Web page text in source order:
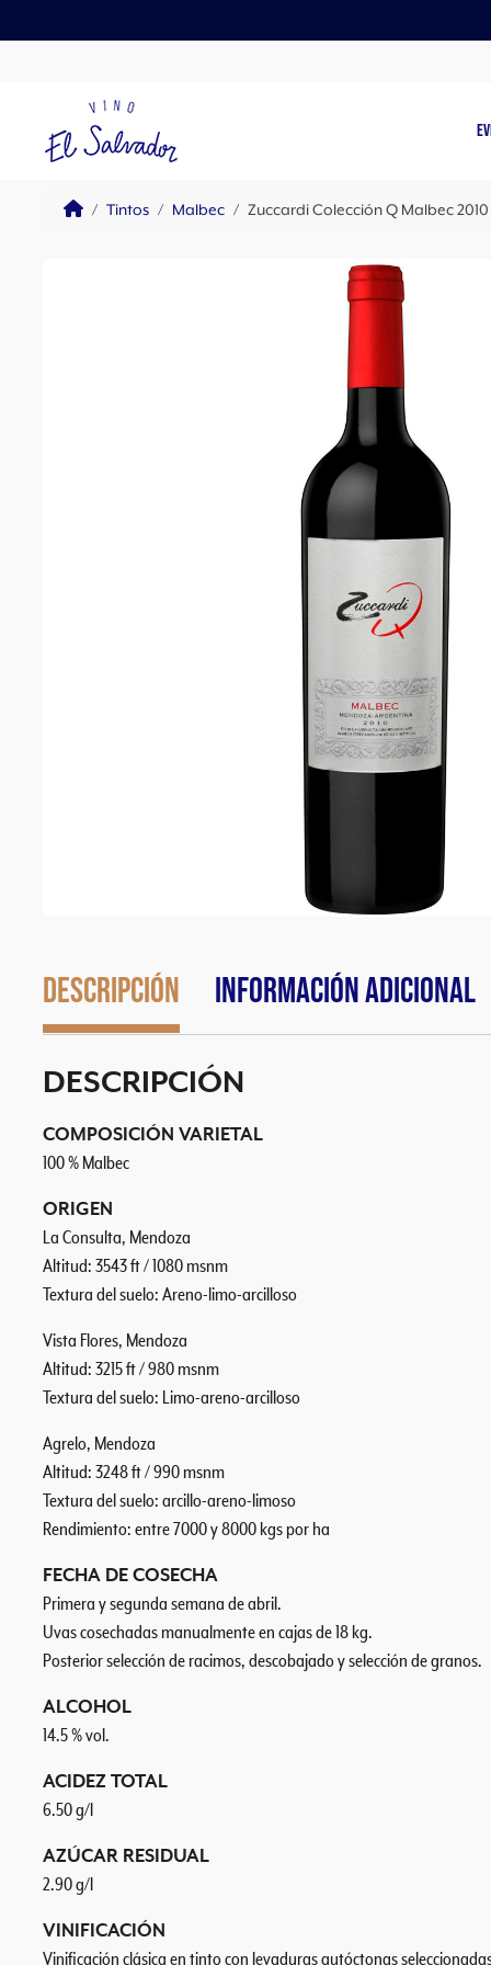
HomeTintos Malbec Zuccardi Colección Q Malbec
Descripción Información adicional
DESCRIPCIÓN
COMPOSICIÓN VARIETAL
100 % Malbec
ORIGEN
La Consulta, Mendoza
Altitud: 3543 ft / 1080 msnm
Textura del suelo: Areno-limo-arcilloso
Vista Flores, Mendoza
Altitud: 3215 ft / 980 msnm
Textura del suelo: Limo-areno-arcilloso
Agrelo, Mendoza
Altitud: 3248 ft / 990 msnm
Textura del suelo: arcillo-areno-limoso
Rendimiento: entre 7000 y 8000 kgs por ha
FECHA DE COSECHA
Primera y segunda semana de abril.
Uvas cosechadas manualmente en cajas de 18 kg.
Posterior selección de racimos, descobajado y selección de granos.
ALCOHOL
14.5 % vol.
ACIDEZ TOTAL
6.50 g/l
AZÚCAR RESIDUAL
2.90 g/l
VINIFICACIÓN
Vinificación clásica en tinto con levaduras autóctonas